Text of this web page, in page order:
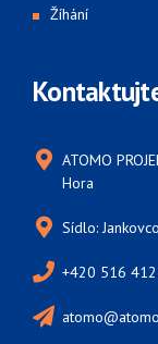
Žíhání
ATOMO
Hora
Sídlo:
+420 516